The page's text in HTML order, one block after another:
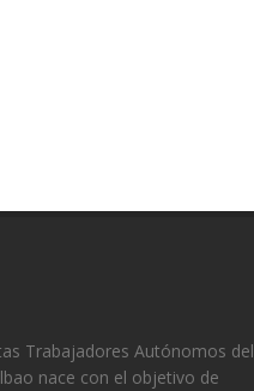
Trabajadores Autónomos del
nace con el objetivo de